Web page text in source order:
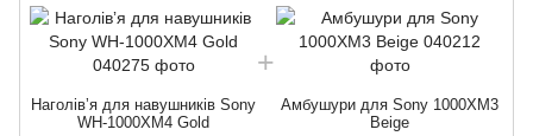
Наголівʼя для навушників Sony
WH-1000XM4 Gold
Амбушури для Sony 1000XM3
Beige